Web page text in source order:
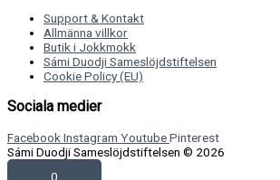
Support & Kontakt
Allmänna villkor
Butik i Jokkmokk
Sámi Duodji Sameslöjdstiftelsen
Cookie Policy (EU)
Sociala medier
Facebook Instagram YoutubePinterest
Sámi Duodji Sameslöjdstiftelsen © 2026
0